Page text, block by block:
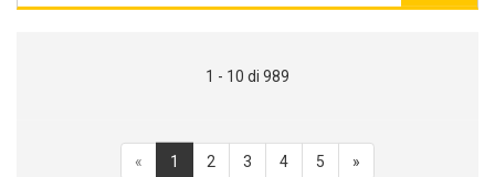
1 - 10 di 989
« 1 2 3 4 5 »